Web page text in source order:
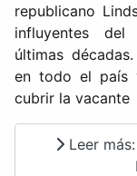
republicano
influyentes del
últimas
en todo el país
cubrir la vacante
Leer